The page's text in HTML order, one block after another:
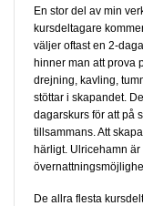
En stor del av min
kursdeltagare
väljer oftast en 2-
hinner man att prova
drejning, kavling,
stöttar i skapandet.
dagarskurs för att på
tillsammans. Att
härligt. Ulricehamn är
De allra flesta